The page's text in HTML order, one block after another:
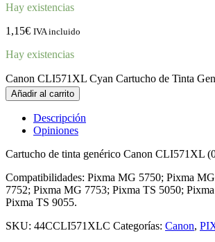
Hay existencias
1,15€ IVA incluido
Hay existencias
Canon CLI571XL Cyan Cartucho de Tinta
Añadir al carrito
Descripción
Opiniones
Cartucho de tinta genérico Canon CLI571XL
Compatibilidades: Pixma MG 5750; Pixma
7752; Pixma MG 7753; Pixma TS 5050;
Pixma TS 9055.
SKU: 44CCLI571XLC Categorías: Canon,